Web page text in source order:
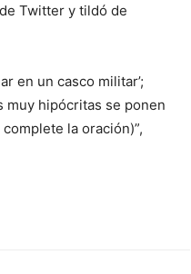
Twitter y tildó de
en un casco militar’;
muy hipócritas se ponen
la oración)”,